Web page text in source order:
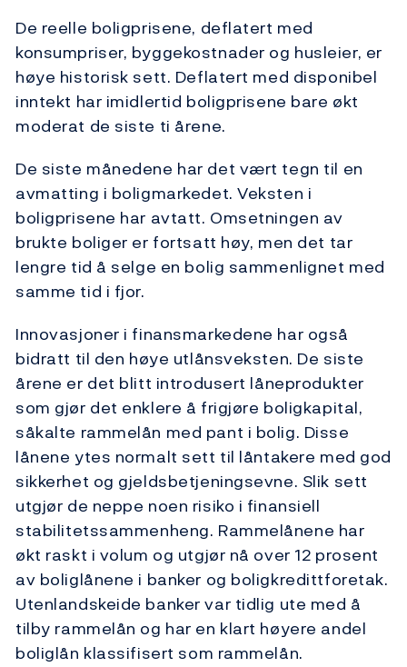
De reelle boligprisene, deflatert med
konsumpriser, byggekostnader og husleier, er
høye historisk sett. Deflatert med disponibel
inntekt har imidlertid boligprisene bare økt
moderat de siste ti årene.
De siste månedene har det vært tegn til en
avmatting i boligmarkedet. Veksten i
boligprisene har avtatt. Omsetningen av
brukte boliger er fortsatt høy, men det tar
lengre tid å selge en bolig sammenlignet med
samme tid i fjor.
Innovasjoner i finansmarkedene har også
bidratt til den høye utlånsveksten. De siste
årene er det blitt introdusert låneprodukter
som gjør det enklere å frigjøre boligkapital,
såkalte rammelån med pant i bolig. Disse
lånene ytes normalt sett til låntakere med god
sikkerhet og gjeldsbetjeningsevne. Slik sett
utgjør de neppe noen risiko i finansiell
stabilitetssammenheng. Rammelånene har
økt raskt i volum og utgjør nå over 12 prosent
av boliglånene i banker og boligkredittforetak.
Utenlandskeide banker var tidlig ute med å
tilby rammelån og har en klart høyere andel
boliglån klassifisert som rammelån.